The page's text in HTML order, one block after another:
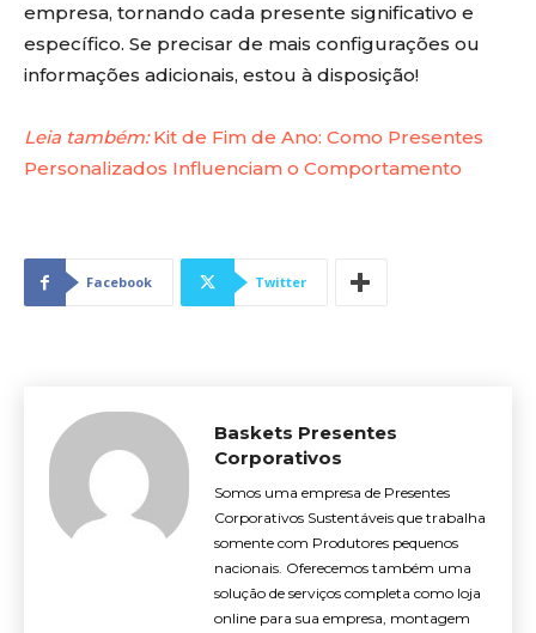
empresa, tornando cada presente significativo e
específico. Se precisar de mais configurações ou
informações adicionais, estou à disposição!
Leia também:Kit de Fim de Ano: Como Presentes
Personalizados Influenciam o Comportamento
Facebook Twitter
Baskets Presentes
Corporativos
Somos uma empresa de Presentes
Corporativos Sustentáveis que trabalha
somente com Produtores pequenos
nacionais. Oferecemos também uma
solução de serviços completa como loja
online para sua empresa, montagem